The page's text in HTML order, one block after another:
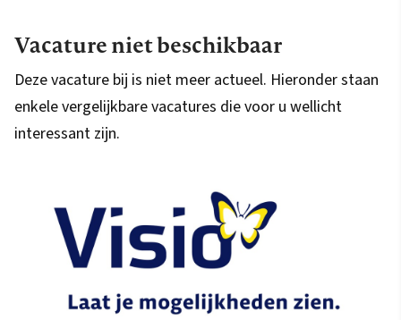
Vacature niet beschikbaar
Deze vacature bij is niet meer actueel. Hieronder staan
enkele vergelijkbare vacatures die voor u wellicht
interessant zijn.